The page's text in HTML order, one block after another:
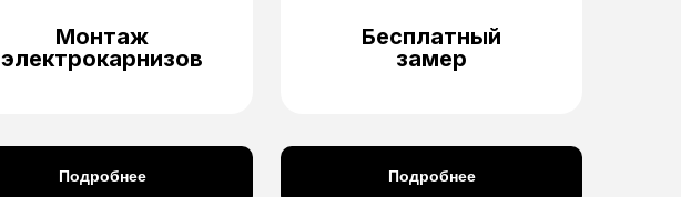
Бесплатный
замер
Монтаж
электрокарнизов
Подробнее Подробнее